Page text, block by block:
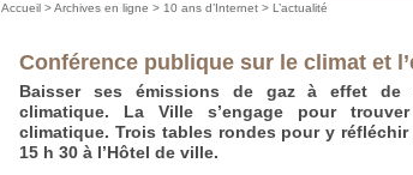
Accueil >Archives en ligne > 10 ans d’Internet >L’actualité
Conférence publique sur le climat et
Baisser ses émissions de gaz à effet de
climatique. La Ville s’engage pour
climatique. Trois tables rondes pour y
15 h 30 à l’Hôtel de ville.